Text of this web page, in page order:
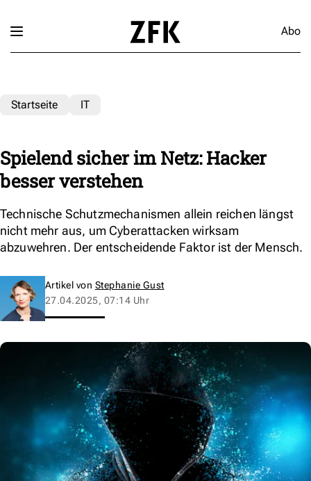
Abo
Startseite IT
Spielend sicher im Netz: Hacker
besser verstehen
Technische Schutzmechanismen allein reichen längst
nicht mehr aus, um Cyberattacken wirksam
abzuwehren. Der entscheidende Faktor ist der Mensch.
Artikel von Stephanie Gust
27.04.2025, 07:14 Uhr